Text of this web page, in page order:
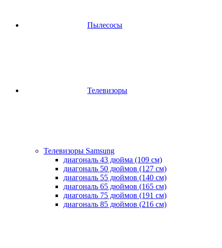
Пылесосы
Телевизоры
Телевизоры Samsung
диагональ 43 дюйма (109 см)
диагональ 50 дюймов (127 см)
диагональ 55 дюймов (140 cм)
диагональ 65 дюймов (165 cм)
диагональ 75 дюймов (191 см)
диагональ 85 дюймов (216 см)